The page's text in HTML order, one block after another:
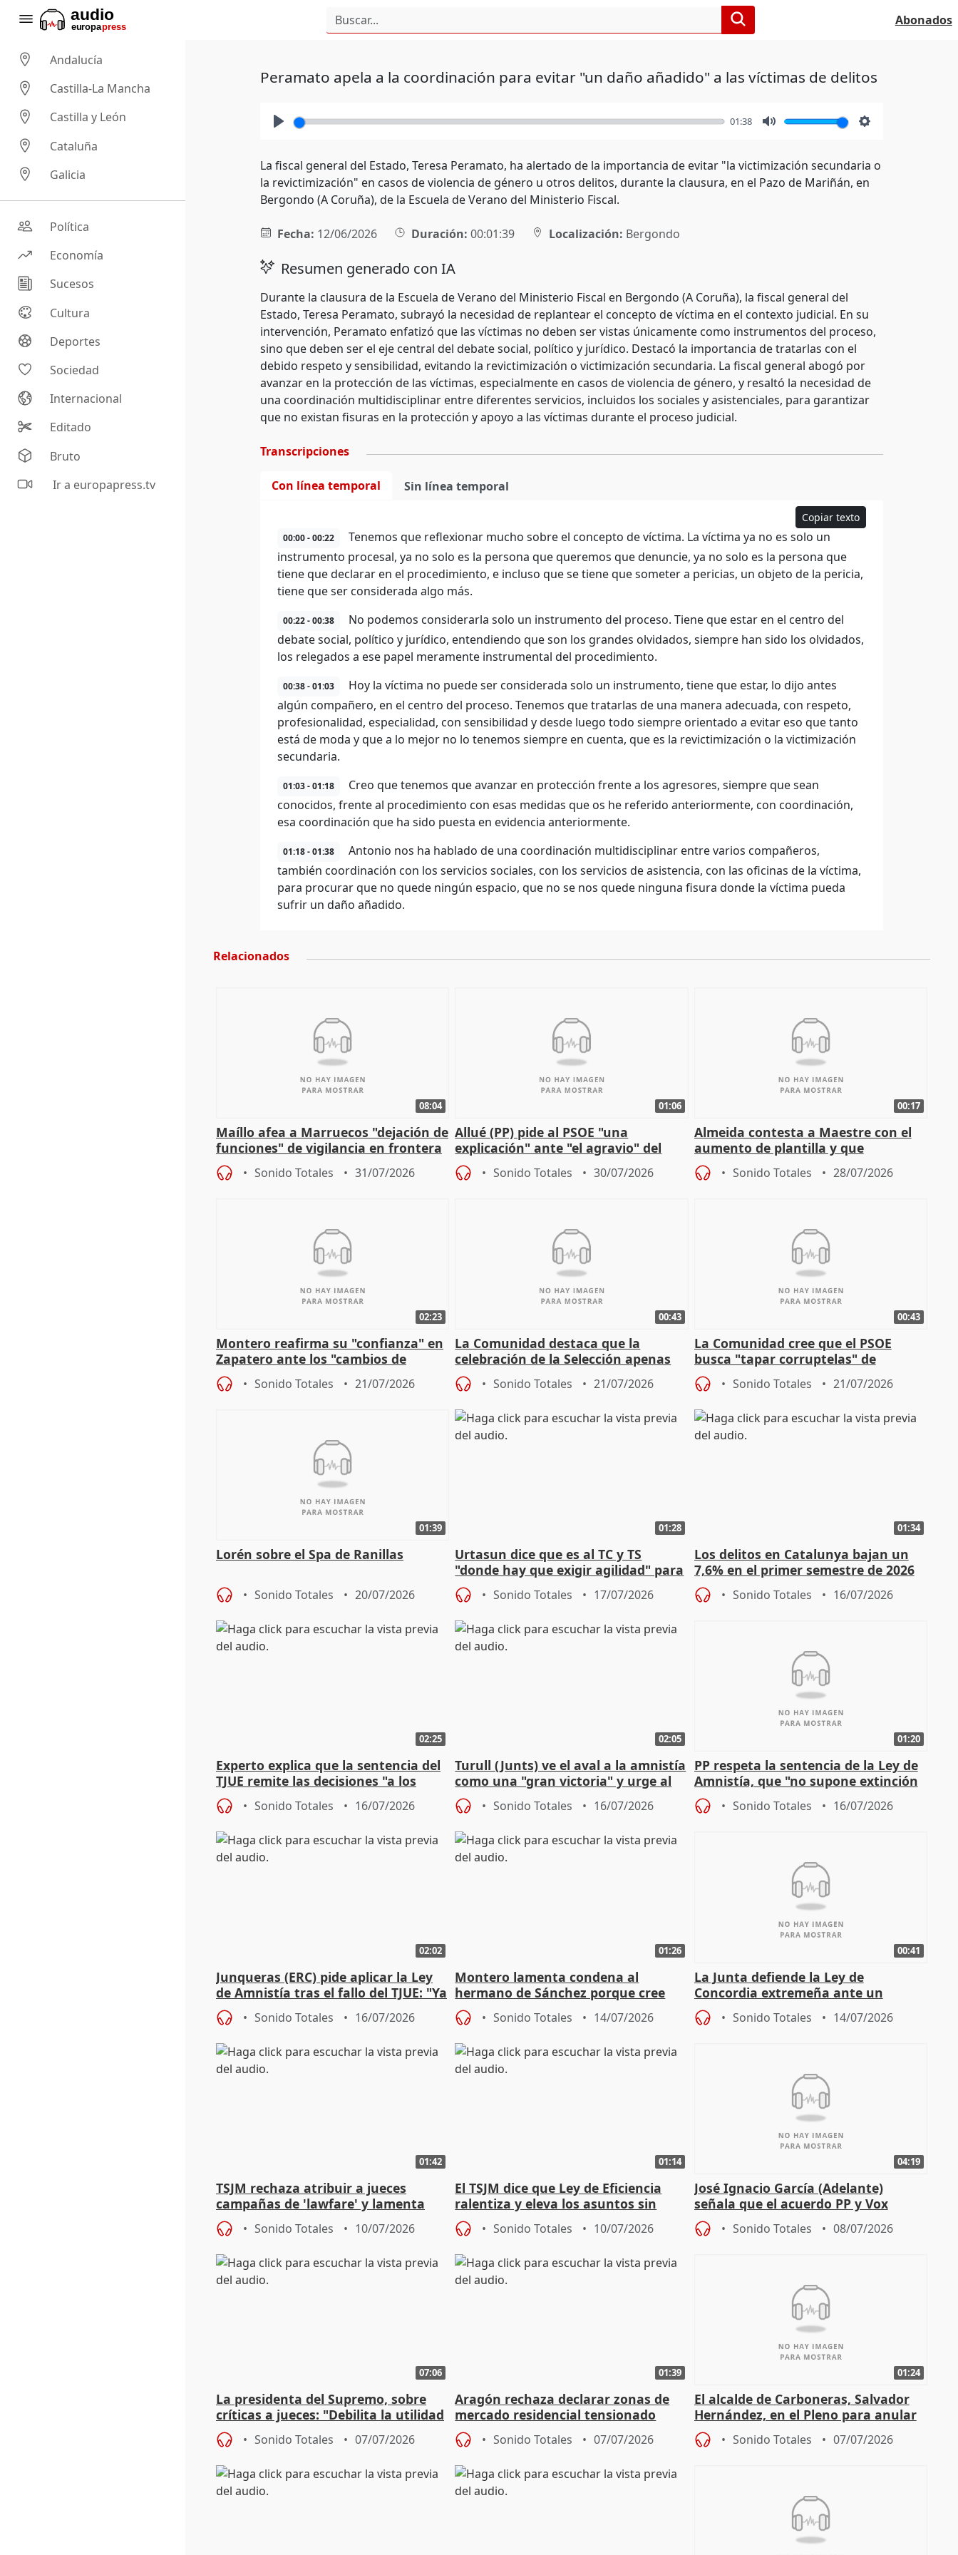
Abonados
Andalucía
Castilla-La Mancha
Castilla y León
Cataluña
Galicia
Política
Economía
Sucesos
Cultura
Deportes
Sociedad
Internacional
Editado
Bruto
Ir a europapress.tv
Peramato apela a la coordinación para evitar "un daño añadido" a las víctimas de delitos
01:38
La fiscal general del Estado, Teresa Peramato, ha alertado de la importancia de evitar "la victimización secundaria o
la revictimización" en casos de violencia de género u otros delitos, durante la clausura, en el Pazo de Mariñán, en
Bergondo (A Coruña), de la Escuela de Verano del Ministerio Fiscal.
Fecha: 12/06/2026 Duración: 00:01:39 Localización: Bergondo
Resumen generado con IA
Durante la clausura de la Escuela de Verano del Ministerio Fiscal en Bergondo (A Coruña), la fiscal general del
Estado, Teresa Peramato, subrayó la necesidad de replantear el concepto de víctima en el contexto judicial. En su
intervención, Peramato enfatizó que las víctimas no deben ser vistas únicamente como instrumentos del proceso,
sino que deben ser el eje central del debate social, político y jurídico. Destacó la importancia de tratarlas con el
debido respeto y sensibilidad, evitando la revictimización o victimización secundaria. La fiscal general abogó por
avanzar en la protección de las víctimas, especialmente en casos de violencia de género, y resaltó la necesidad de
una coordinación multidisciplinar entre diferentes servicios, incluidos los sociales y asistenciales, para garantizar
que no existan fisuras en la protección y apoyo a las víctimas durante el proceso judicial.
Transcripciones
Con línea temporal Sin línea temporal
Copiar texto
00:00 - 00:22
Tenemos que reflexionar mucho sobre el concepto de víctima. La víctima ya no es solo un
instrumento procesal, ya no solo es la persona que queremos que denuncie, ya no solo es la persona que
tiene que declarar en el procedimiento, e incluso que se tiene que someter a pericias, un objeto de la pericia,
tiene que ser considerada algo más.
00:22 - 00:38
No podemos considerarla solo un instrumento del proceso. Tiene que estar en el centro del
debate social, político y jurídico, entendiendo que son los grandes olvidados, siempre han sido los olvidados,
los relegados a ese papel meramente instrumental del procedimiento.
00:38 - 01:03
Hoy la víctima no puede ser considerada solo un instrumento, tiene que estar, lo dijo antes
algún compañero, en el centro del proceso. Tenemos que tratarlas de una manera adecuada, con respeto,
profesionalidad, especialidad, con sensibilidad y desde luego todo siempre orientado a evitar eso que tanto
está de moda y que a lo mejor no lo tenemos siempre en cuenta, que es la revictimización o la victimización
secundaria.
01:03 - 01:18
Creo que tenemos que avanzar en protección frente a los agresores, siempre que sean
conocidos, frente al procedimiento con esas medidas que os he referido anteriormente, con coordinación,
esa coordinación que ha sido puesta en evidencia anteriormente.
01:18 - 01:38
Antonio nos ha hablado de una coordinación multidisciplinar entre varios compañeros,
también coordinación con los servicios sociales, con los servicios de asistencia, con las oficinas de la víctima,
para procurar que no quede ningún espacio, que no se nos quede ninguna fisura donde la víctima pueda
sufrir un daño añadido.
Relacionados
08:04
Maíllo afea a Marruecos "dejación de
funciones" de vigilancia en frontera
con Ceuta
Sonido Totales 31/07/2026
01:06
Allué (PP) pide al PSOE "una
explicación" ante "el agravio" del
recorte de plazas judiciales
Sonido Totales 30/07/2026
00:17
Almeida contesta a Maestre con el
aumento de plantilla y que
incorporarán 1.700 bomberos
Sonido Totales 28/07/2026
02:23
Montero reafirma su "confianza" en
Zapatero ante los "cambios de
versión" contra él
Sonido Totales 21/07/2026
00:43
La Comunidad destaca que la
celebración de la Selección apenas
tuvo incidentes
Sonido Totales 21/07/2026
00:43
La Comunidad cree que el PSOE
busca "tapar corruptelas" de
Sánchez
Sonido Totales 21/07/2026
01:39
Lorén sobre el Spa de Ranillas
Sonido Totales 20/07/2026
01:28
Urtasun dice que es al TC y TS
"donde hay que exigir agilidad" para
aplicar la Ley de Amnistía
Sonido Totales 17/07/2026
01:34
Los delitos en Catalunya bajan un
7,6% en el primer semestre de 2026
respecto al año pasado
Sonido Totales 16/07/2026
02:25
Experto explica que la sentencia del
TJUE remite las decisiones "a los
órganos internos"
Sonido Totales 16/07/2026
02:05
Turull (Junts) ve el aval a la amnistía
como una "gran victoria" y urge al
TC a posicionarse
Sonido Totales 16/07/2026
01:20
PP respeta la sentencia de la Ley de
Amnistía, que "no supone extinción
automática de la responsabil
Sonido Totales 16/07/2026
02:02
Junqueras (ERC) pide aplicar la Ley
de Amnistía tras el fallo del TJUE: "Ya
no hay excusas"
Sonido Totales 16/07/2026
01:26
Montero lamenta condena al
hermano de Sánchez porque cree
que su caso merecía una
"absolución"Sonido Totales 14/07/2026
00:41
La Junta defiende la Ley de
Concordia extremeña ante un
posible recurso del Gobierno
Sonido Totales 14/07/2026
01:42
TSJM rechaza atribuir a jueces
campañas de 'lawfare' y lamenta
falta de "respeto institucional"
Sonido Totales 10/07/2026
01:14
El TSJM dice que Ley de Eficiencia
ralentiza y eleva los asuntos sin
resolver a más de 825.000
Sonido Totales 10/07/2026
04:19
José Ignacio García (Adelante)
señala que el acuerdo PP y Vox
recoge la creación de un "ICE
andaluz"Sonido Totales 08/07/2026
07:06
La presidenta del Supremo, sobre
críticas a jueces: "Debilita la utilidad
de las instituciones"
Sonido Totales 07/07/2026
01:39
Aragón rechaza declarar zonas de
mercado residencial tensionado
Sonido Totales 07/07/2026
01:24
El alcalde de Carboneras, Salvador
Hernández, en el Pleno para anular
la licencia del Algarrobico
Sonido Totales 07/07/2026